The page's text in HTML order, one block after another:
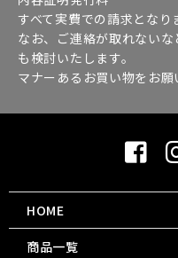
すべて実費での請求となり
なお、ご連絡が取れない
も検討いたします。
マナーあるお買い物をお願
HOME
商品一覧